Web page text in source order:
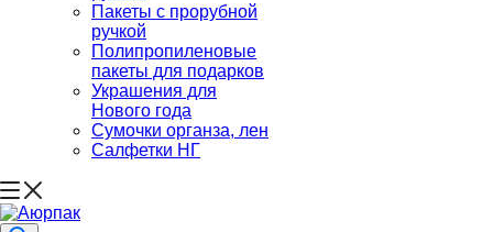
Пакеты с прорубной
ручкой
Полипропиленовые
пакеты для подарков
Украшения для
Нового года
Сумочки органза, лен
Салфетки НГ